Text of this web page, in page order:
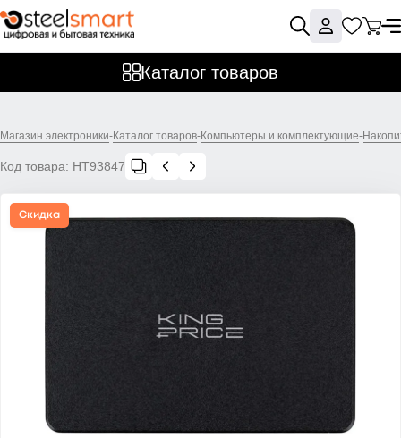
Каталог товаров
Магазин электроники-Каталог товаров-Компьютеры и комплектующие-
Код товара: НТ93847
Скидка